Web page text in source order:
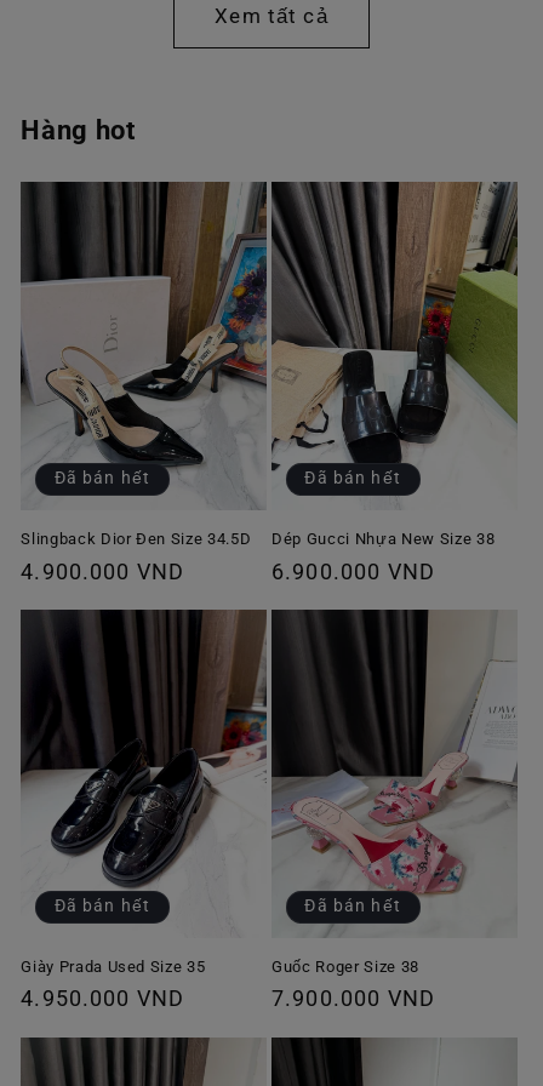
Xem tất cả
Hàng hot
Đã bán hết
Slingback Dior Đen Size 34.5D
Giá
thường
4.900.000 VND
Đã bán hết
Dép Gucci Nhựa New Size 38
Giá
6.900.000 VND
Đã bán hết
Giày Prada Used Size 35
Giá
thường
4.950.000 VND
Đã bán hết
Guốc Roger Size 38
Giá
thường
7.900.000 VND